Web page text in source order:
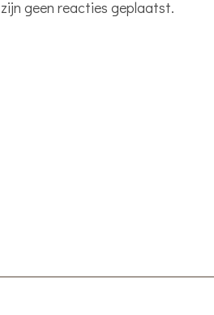
zijn geen reacties geplaatst.